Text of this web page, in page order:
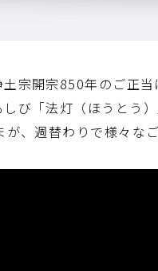
宗開宗850年のご正
び「法灯（ほうとう
、週替わりで様々な